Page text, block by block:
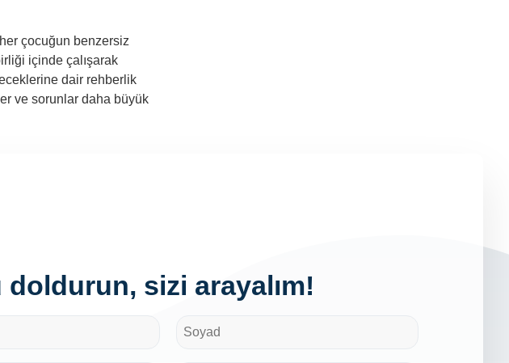
çocuğun benzersiz
içinde çalışarak
dair rehberlik
ve sorunlar daha büyük
doldurun, sizi arayalım!